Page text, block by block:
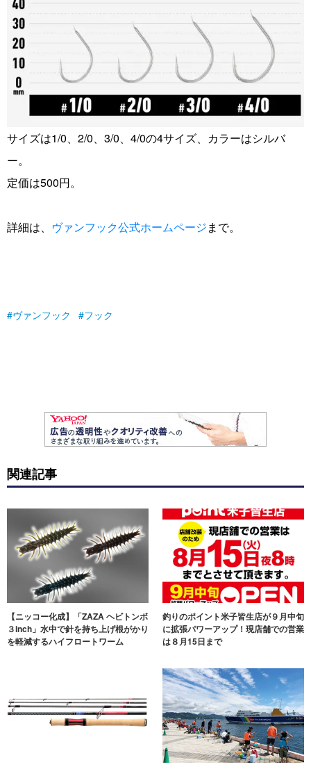
サイズは1/0、2/0、3/0、4/0の4サイズ、カラーはシルバ
ー。
定価は500円。
詳細は、 ヴァンフック公式ホームページまで。
ヴァンフック フック
関連記事
【ニッコー化成】「ZAZA ヘビトンボ
３inch」水中で針を持ち上げ根がかり
を軽減するハイフロートワーム
釣りのポイント米子皆生店が９月中旬
に拡張パワーアップ！現店舗での営業
は８月15日まで